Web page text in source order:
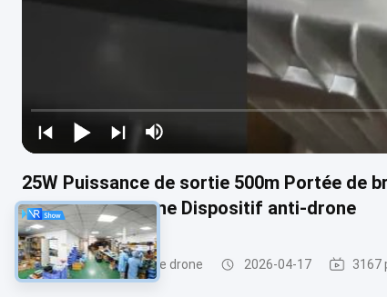
25W Puissance de sortie 500m Portée de
de signal de drone Dispositif anti-drone
Brouilleur de signal de drone 2026-04-17 3167